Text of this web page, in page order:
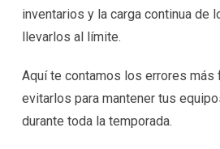
inventarios y la carga continua de
llevarlos al límite.
Aquí te contamos los errores más
evitarlos para mantener tus
durante toda la temporada.